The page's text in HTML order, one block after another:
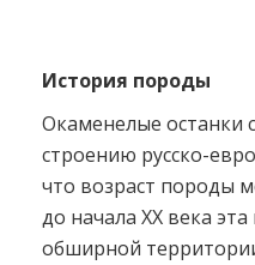
История породы
Окаменелые останки
строению русско-
что возраст породы
до начала ХХ века
обширной